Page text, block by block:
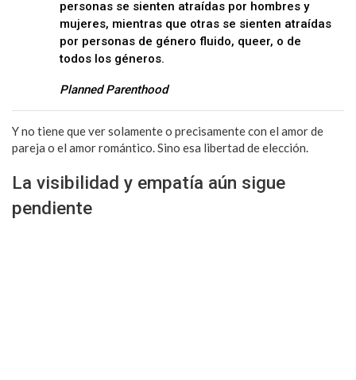
personas se sienten atraídas por hombres y
mujeres, mientras que otras se sienten atraídas
por personas de género fluido, queer, o de
todos los géneros.
Planned Parenthood
Y no tiene que ver solamente o precisamente con el amor de
pareja o el amor romántico. Sino esa libertad de elección.
La visibilidad y empatía aún sigue
pendiente